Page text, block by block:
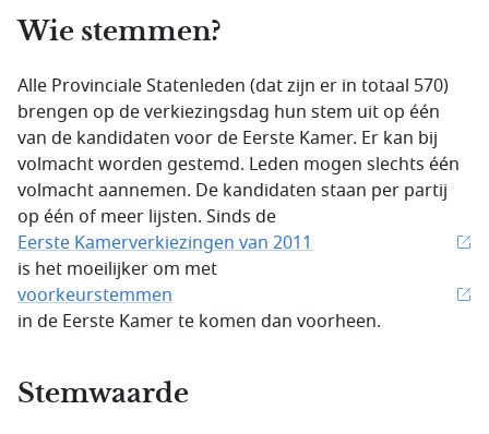
Wie stemmen?
Alle Provinciale Statenleden (dat zijn er in totaal 570)
brengen op de verkiezingsdag hun stem uit op één
van de kandidaten voor de Eerste Kamer. Er kan bij
volmacht worden gestemd. Leden mogen slechts één
volmacht aannemen. De kandidaten staan per partij
op één of meer lijsten. Sinds de
Eerste Kamerverkiezingen van 2011
is het moeilijker om met
voorkeurstemmen
in de Eerste Kamer te komen dan voorheen.
Stemwaarde